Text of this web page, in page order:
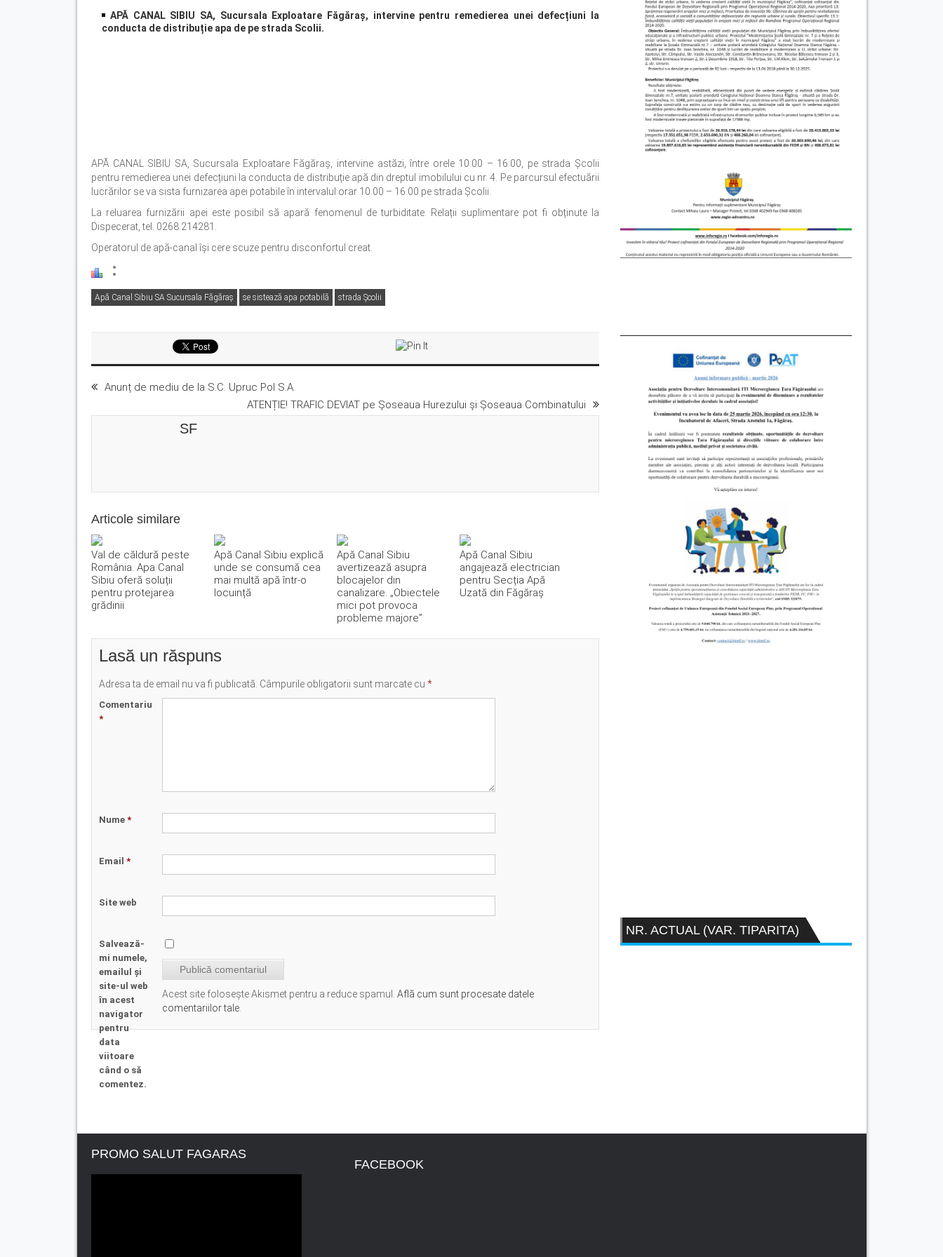
APĂ CANAL SIBIU SA, Sucursala Exploatare Făgăraș, intervine pentru remedierea unei defecțiuni la
conducta de distribuție apa de pe strada Scolii.
APĂ CANAL SIBIU SA, Sucursala Exploatare Făgăraș, intervine astăzi, între orele 10:00 – 16:00, pe strada Școlii
pentru remedierea unei defecțiuni la conducta de distribuție apă din dreptul imobilului cu nr. 4. Pe parcursul efectuării
lucrărilor se va sista furnizarea apei potabile în intervalul orar 10.00 – 16.00 pe strada Școlii.
La reluarea furnizării apei este posibil să apară fenomenul de turbiditate. Relații suplimentare pot fi obținute la
Dispecerat, tel. 0268.214281.
Operatorul de apă-canal își cere scuze pentru disconfortul creat.
Apă Canal Sibiu SA Sucursala Făgăraș se sistează apa potabilă strada Şcolii
Anunț de mediu de la S.C. Upruc Pol S.A.
ATENȚIE! TRAFIC DEVIAT pe Șoseaua Hurezului și Șoseaua Combinatului
SF
Articole similare
Val de căldură peste
România. Apa Canal
Sibiu oferă soluții
pentru protejarea
grădinii
Apă Canal Sibiu explică
unde se consumă cea
mai multă apă într-o
locuință
Apă Canal Sibiu
avertizează asupra
blocajelor din
canalizare. „Obiectele
mici pot provoca
probleme majore”
Apă Canal Sibiu
angajează electrician
pentru Secția Apă
Uzată din Făgăraș
Lasă un răspuns
Adresa ta de email nu va fi publicată. Câmpurile obligatorii sunt marcate cu *
Comentariu
*
Nume *
Email *
Site web
Salvează-
mi numele,
emailul și
site-ul web
în acest
navigator
pentru
data
viitoare
când o să
comentez.
Acest site folosește Akismet pentru a reduce spamul. Află cum sunt procesate datele
comentariilor tale
NR. ACTUAL (VAR. TIPARITA)
PROMO SALUT FAGARAS
FACEBOOK